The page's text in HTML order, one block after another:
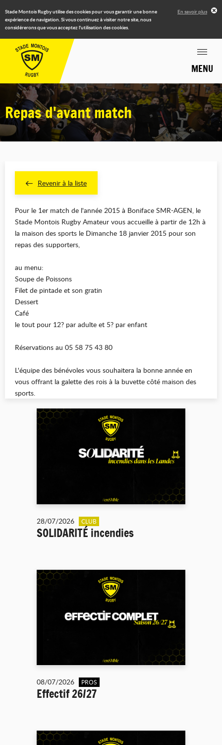
Stade Montois Rugby utilise des cookies pour vous garantir une bonne
expérience de navigation. Si vous continuez à visiter notre site, nous
considérerons que vous acceptez l'utilisation des cookies.
En savoir plus
MENU
Repas d'avant match
Revenir à la liste
Pour le 1er match de l'année 2015 à Boniface SMR-AGEN, le
Stade Montois Rugby Amateur vous accueille à partir de 12h à
la maison des sports le Dimanche 18 janvier 2015 pour son
repas des supporters,
au menu:
Soupe de Poissons
Filet de pintade et son gratin
Dessert
Café
le tout pour 12? par adulte et 5? par enfant
Réservations au 05 58 75 43 80
L'équipe des bénévoles vous souhaitera la bonne année en
vous offrant la galette des rois à la buvette côté maison des
sports.
28/07/2026 CLUB
SOLIDARITÉ incendies
08/07/2026 PROS
Effectif 26/27